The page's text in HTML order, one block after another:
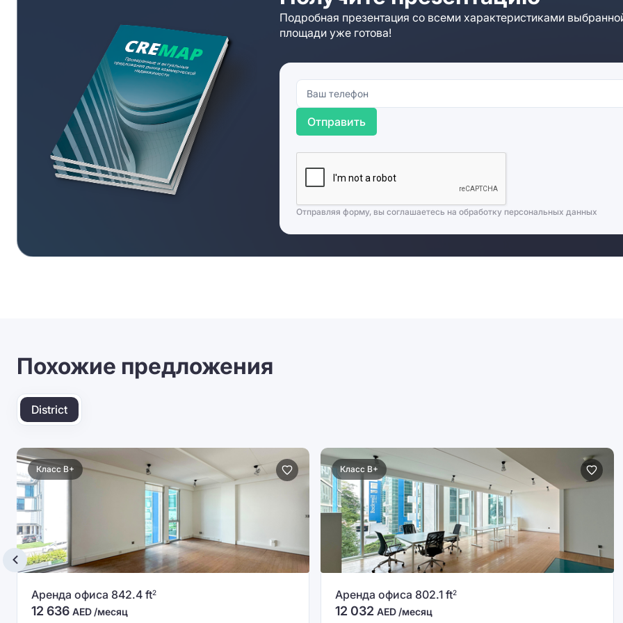
Подробная презентация со всеми характеристиками
площади уже готова!
Отправить
Отправляя форму, вы соглашаетесь на обработку персональных данных
Похожие предложения
District
Класс B+
Аренда офиса 842.4 ft2
12 636 AED /месяц
Класс B+
Аренда офиса 802.1 ft2
12 032 AED /месяц